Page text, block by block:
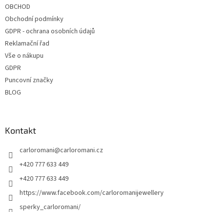
OBCHOD
Obchodní podmínky
GDPR - ochrana osobních údajů
Reklamační řad
Vše o nákupu
GDPR
Puncovní značky
BLOG
Kontakt
carloromani@carloromani.cz
+420 777 633 449
+420 777 633 449
https://www.facebook.com/carloromanijewellery
sperky_carloromani/